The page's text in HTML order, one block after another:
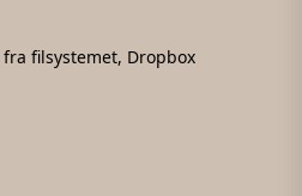
filsystemet, Dropbox